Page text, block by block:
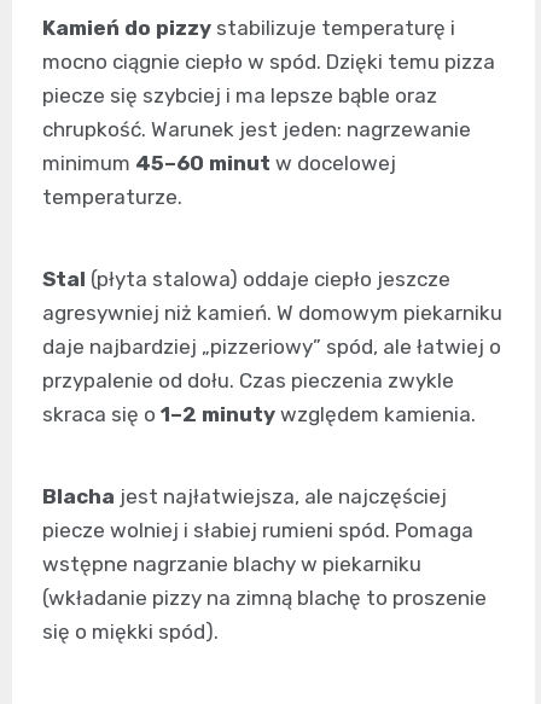
Kamień do pizzy stabilizuje temperaturę i
mocno ciągnie ciepło w spód. Dzięki temu pizza
piecze się szybciej i ma lepsze bąble oraz
chrupkość. Warunek jest jeden: nagrzewanie
minimum 45–60 minut w docelowej
temperaturze.
Stal (płyta stalowa) oddaje ciepło jeszcze
agresywniej niż kamień. W domowym piekarniku
daje najbardziej „pizzeriowy” spód, ale łatwiej o
przypalenie od dołu. Czas pieczenia zwykle
skraca się o 1–2 minuty względem kamienia.
Blacha jest najłatwiejsza, ale najczęściej
piecze wolniej i słabiej rumieni spód. Pomaga
wstępne nagrzanie blachy w piekarniku
(wkładanie pizzy na zimną blachę to proszenie
się o miękki spód).